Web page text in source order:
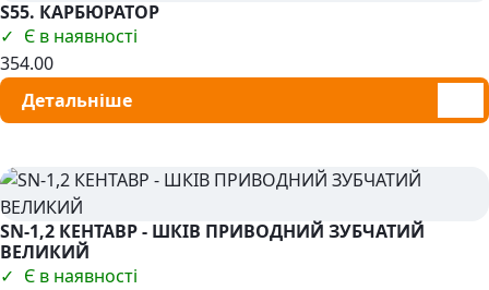
S55. КАРБЮРАТОР
Є в наявності
354.00
Детальніше
SN-1,2 КЕНТАВР - ШКІВ ПРИВОДНИЙ ЗУБЧАТИЙ
ВЕЛИКИЙ
Є в наявності